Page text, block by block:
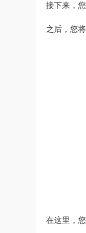
接下来，
之后，您
在这里，